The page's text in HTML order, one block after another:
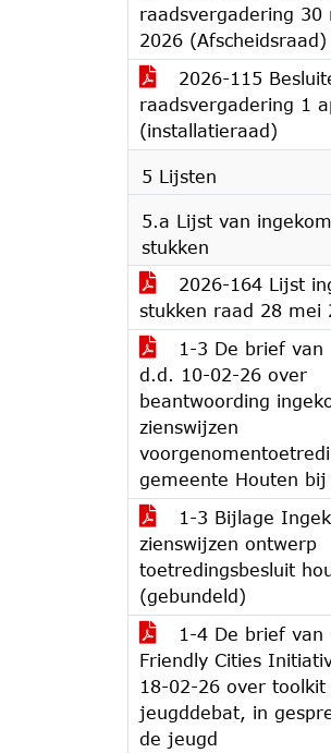
raadsvergadering 30
2026 (Afscheidsraad)
2026-115
raadsvergadering 1
(installatieraad)
5 Lijsten
5.a Lijst van
stukken
2026-164 Lijst
stukken raad 28 mei
1-3 De brief van
d.d. 10-02-26 over
beantwoording
zienswijzen
gemeente Houten bij
1-3 Bijlage
zienswijzen ontwerp
toetredingsbesluit
(gebundeld)
1-4 De brief van
Friendly Cities
18-02-26 over toolkit
jeugddebat, in
de jeugd